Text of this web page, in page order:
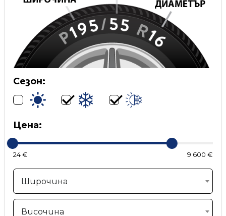
Сезон:
Цена:
24 € 9 600 €
Широчина
Височина